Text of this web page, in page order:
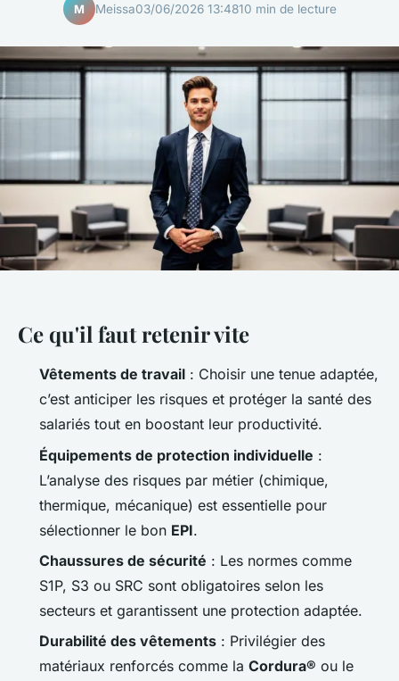
M Meissa03/06/2026 13:4810 min de lecture
Ce qu'il faut retenir vite
Vêtements de travail : Choisir une tenue adaptée,
c’est anticiper les risques et protéger la santé des
salariés tout en boostant leur productivité.
Équipements de protection individuelle :
L’analyse des risques par métier (chimique,
thermique, mécanique) est essentielle pour
sélectionner le bon EPI.
Chaussures de sécurité : Les normes comme
S1P, S3 ou SRC sont obligatoires selon les
secteurs et garantissent une protection adaptée.
Durabilité des vêtements : Privilégier des
matériaux renforcés comme la Cordura® ou le